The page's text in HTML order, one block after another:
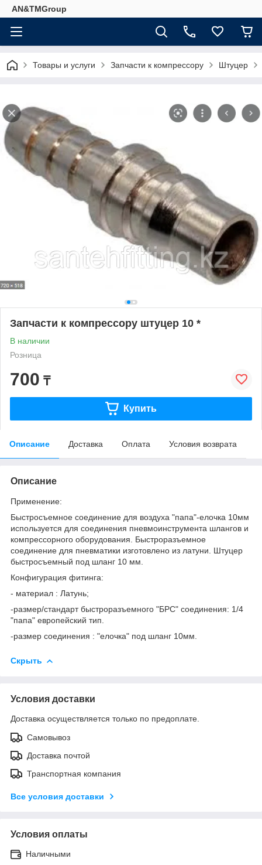
AN&TMGroup
Товары и услуги Запчасти к компрессору Штуцер
Запчасти к компрессору штуцер 10 *
В наличии
Розница
700 ₸
Купить
Описание Доставка Оплата Условия возврата
Описание
Применение:
Быстросъемное соединение для воздуха "папа"-елочка 10мм
используется для соединения пневмоинструмента шлангов и
компрессорного оборудования. Быстроразъемное
соединение для пневматики изготовлено из латуни. Штуцер
быстросъемный под шланг 10 мм.
Конфигурация фитинга:
- материал : Латунь;
-размер/стандарт быстроразъемного "БРС" соединения: 1/4
"папа" европейский тип.
-размер соединения : "елочка" под шланг 10мм.
Скрыть
Условия доставки
Доставка осуществляется только по предоплате.
Самовывоз
Доставка почтой
Транспортная компания
Все условия доставки
Условия оплаты
Наличными